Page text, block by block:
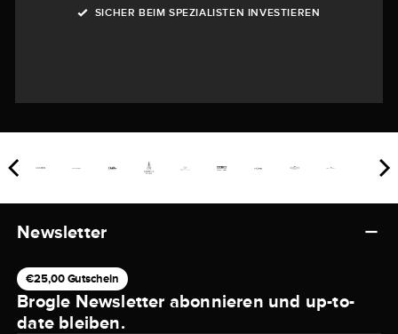
SICHER BEIM SPEZIALISTEN INVESTIEREN
Newsletter
€25,00 Gutschein
Brogle Newsletter abonnieren und up-to-
date bleiben.